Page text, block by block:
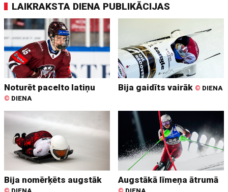
LAIKRAKSTA DIENA PUBLIKĀCIJAS
Noturēt pacelto latiņu
© DIENA
Bija gaidīts vairāk © DIENA
Bija nomērķēts augstāk Augstākā līmeņa ātrumā